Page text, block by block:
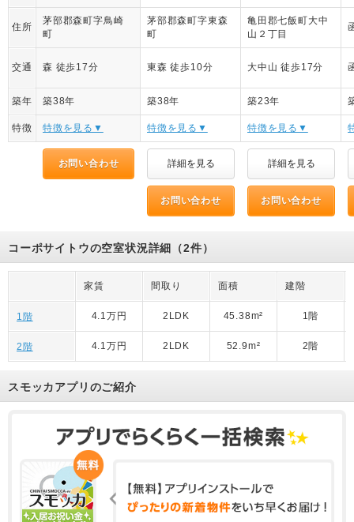
住所
茅部郡森町字鳥崎
町
茅部郡森町字東森
町
亀田郡七飯町大中
山２丁目
交通 森 徒歩17分 東森 徒歩10分 大中山 徒歩17分
築年 築38年 築38年 築23年
特徴 特徴を見る▼ 特徴を見る▼ 特徴を見る▼
お問い合わせ 詳細を見る 詳細を見る
お問い合わせ お問い合わせ
コーポサイトウの空室状況詳細（2件）
家賃 間取り 面積 建階
1階 4.1万円 2LDK 45.38m² 1階
2階 4.1万円 2LDK 52.9m² 2階
スモッカアプリのご紹介